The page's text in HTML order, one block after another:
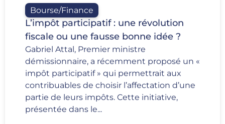
Bourse/Finance
L’impôt participatif : une révolution
fiscale ou une fausse bonne idée ?
Gabriel Attal, Premier ministre
démissionnaire, a récemment proposé un «
impôt participatif » qui permettrait aux
contribuables de choisir l’affectation d’une
partie de leurs impôts. Cette initiative,
présentée dans le...